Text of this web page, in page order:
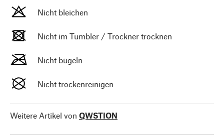
Nicht bleichen
Nicht im Tumbler / Trockner trocknen
Nicht bügeln
Nicht trockenreinigen
Weitere Artikel von QWSTION